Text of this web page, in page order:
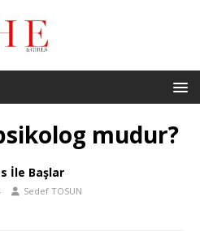
mudur?
İle Başlar
Sedef TOSUN